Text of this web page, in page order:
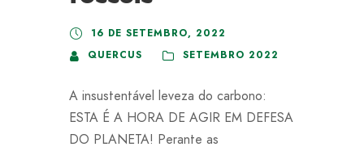
16 DE SETEMBRO, 2022
QUERCUS
SETEMBRO 2022
A insustentável leveza do carbono:
ESTA É A HORA DE AGIR EM DEFESA
DO PLANETA! Perante as